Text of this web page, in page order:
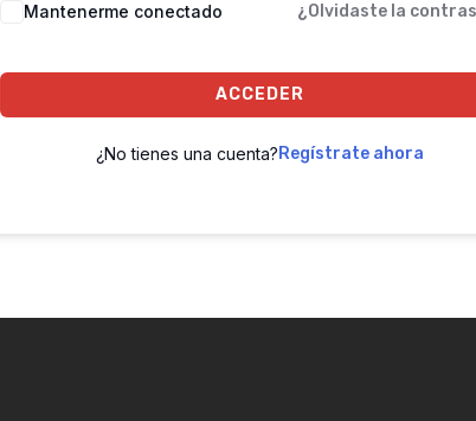
Mantenerme conectado ¿Olvidaste la
ACCEDER
¿No tienes una cuenta?Regístrate ahora